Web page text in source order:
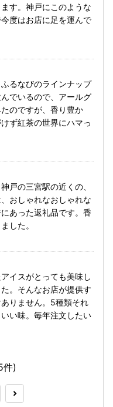
す。神戸にこのような
度はお店に足を運んで
るなびのラインナップ
でいるので、アールグ
のですが、香り豊か
ず紅茶の世界にハマっ
戸の三宮駅の近くの、
おしゃれなおしゃれな
あった返礼品です。香
した。
イスがとっても美味し
。そんなお店が提供す
りません。5種類それ
い味。毎年注文したい
件)